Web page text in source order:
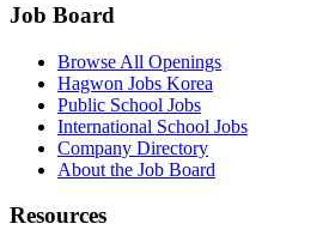
Job Board
Browse All Openings
Hagwon Jobs Korea
Public School Jobs
International School Jobs
Company Directory
About the Job Board
Resources